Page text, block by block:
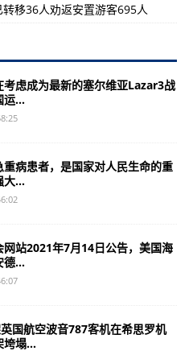
移36人劝返安置游客695人
考虑成为最新的塞尔维亚Lazar3战
运...
病患者，是国家对人民生命的重
大...
网站2021年7月14日公告，美国海
德...
国航空波音787客机在希思罗机
垮塌...